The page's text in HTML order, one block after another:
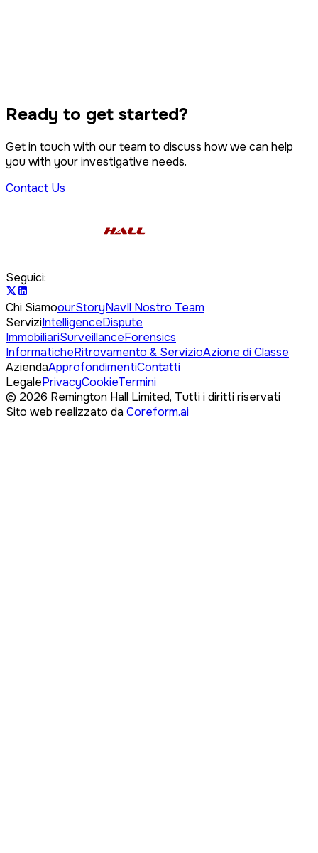
Azione Collettiva
Forensica Informatica
Ready to get started?
Get in touch with our team to discuss how we can help
you with your investigative needs.
Contact Us
Seguici:
Chi SiamoourStoryNavIl Nostro Team
ServiziIntelligenceDispute
ImmobiliariSurveillanceForensics
InformaticheRitrovamento & ServizioAzione di Classe
AziendaApprofondimentiContatti
LegalePrivacyCookieTermini
© 2026 Remington Hall Limited, Tutti i diritti riservati
Sito web realizzato da Coreform.ai